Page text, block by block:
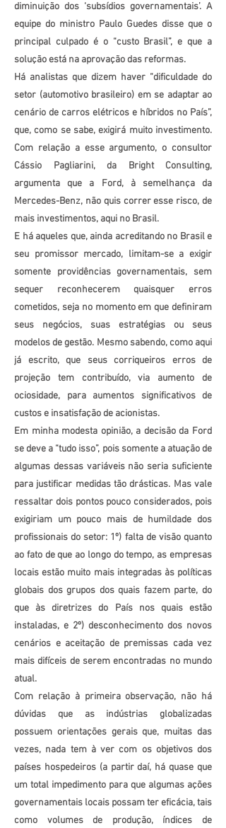
diminuição dos ‘subsídios governamentais’. A
equipe do ministro Paulo Guedes disse que o
principal culpado é o “custo Brasil”, e que a
solução está na aprovação das reformas.
Há analistas que dizem haver “dificuldade do
setor (automotivo brasileiro) em se adaptar ao
cenário de carros elétricos e híbridos no País”,
que, como se sabe, exigirá muito investimento.
Com relação a esse argumento, o consultor
Cássio Pagliarini, da Bright Consulting,
argumenta que a Ford, à semelhança da
Mercedes-Benz, não quis correr esse risco, de
mais investimentos, aqui no Brasil.
E há aqueles que, ainda acreditando no Brasil e
seu promissor mercado, limitam-se a exigir
somente providências governamentais, sem
sequer reconhecerem quaisquer erros
cometidos, seja no momento em que definiram
seus negócios, suas estratégias ou seus
modelos de gestão. Mesmo sabendo, como aqui
já escrito, que seus corriqueiros erros de
projeção tem contribuído, via aumento de
ociosidade, para aumentos significativos de
custos e insatisfação de acionistas.
Em minha modesta opinião, a decisão da Ford
se deve a “tudo isso”, pois somente a atuação de
algumas dessas variáveis não seria suficiente
para justificar medidas tão drásticas. Mas vale
ressaltar dois pontos pouco considerados, pois
exigiriam um pouco mais de humildade dos
profissionais do setor: 1º) falta de visão quanto
ao fato de que ao longo do tempo, as empresas
locais estão muito mais integradas às políticas
globais dos grupos dos quais fazem parte, do
que às diretrizes do País nos quais estão
instaladas, e 2º) desconhecimento dos novos
cenários e aceitação de premissas cada vez
mais difíceis de serem encontradas no mundo
atual.
Com relação à primeira observação, não há
dúvidas que as indústrias globalizadas
possuem orientações gerais que, muitas das
vezes, nada tem à ver com os objetivos dos
países hospedeiros (a partir daí, há quase que
um total impedimento para que algumas ações
governamentais locais possam ter eficácia, tais
como volumes de produção, índices de